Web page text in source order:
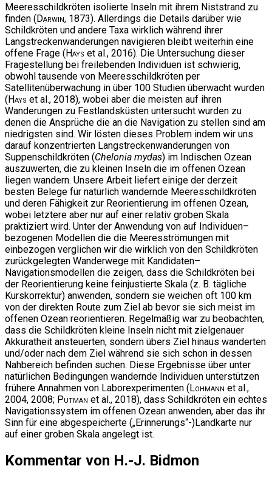
Meeresschildkröten isolierte Inseln mit ihrem Niststrand zu
finden (Darwin, 1873). Allerdings die Details darüber wie
Schildkröten und andere Taxa wirklich während ihrer
Langstreckenwanderungen navigieren bleibt weiterhin eine
offene Frage (Hays et al., 2016). Die Untersuchung dieser
Fragestellung bei freilebenden Individuen ist schwierig,
obwohl tausende von Meeresschildkröten per
Satellitenüberwachung in über 100 Studien überwacht wurden
(Hays et al., 2018), wobei aber die meisten auf ihren
Wanderungen zu Festlandsküsten untersucht wurden zu
denen die Ansprüche die an die Navigation zu stellen sind am
niedrigsten sind. Wir lösten dieses Problem indem wir uns
darauf konzentrierten Langstreckenwanderungen von
Suppenschildkröten (Chelonia mydas) im Indischen Ozean
auszuwerten, die zu kleinen Inseln die im offenen Ozean
liegen wandern. Unsere Arbeit liefert einige der derzeit
besten Belege für natürlich wandernde Meeresschildkröten
und deren Fähigkeit zur Reorientierung im offenen Ozean,
wobei letztere aber nur auf einer relativ groben Skala
praktiziert wird. Unter der Anwendung von auf Individuen–
bezogenen Modellen die die Meeresströmungen mit
einbezogen verglichen wir die wirklich von den Schildkröten
zurückgelegten Wanderwege mit Kandidaten–
Navigationsmodellen die zeigen, dass die Schildkröten bei
der Reorientierung keine feinjustierte Skala (z. B. tägliche
Kurskorrektur) anwenden, sondern sie weichen oft 100 km
von der direkten Route zum Ziel ab bevor sie sich meist im
offenen Ozean reorientieren. Regelmäßig war zu beobachten,
dass die Schildkröten kleine Inseln nicht mit zielgenauer
Akkuratheit ansteuerten, sondern übers Ziel hinaus wanderten
und/oder nach dem Ziel während sie sich schon in dessen
Nahbereich befinden suchen. Diese Ergebnisse über unter
natürlichen Bedingungen wandernde Individuen unterstützen
frühere Annahmen von Laborexperimenten (Lohmann et al.,
2004, 2008; Putman et al., 2018), dass Schildkröten ein echtes
Navigationssystem im offenen Ozean anwenden, aber das ihr
Sinn für eine abgespeicherte („Erinnerungs“-)Landkarte nur
auf einer groben Skala angelegt ist.
Kommentar von H.-J. Bidmon